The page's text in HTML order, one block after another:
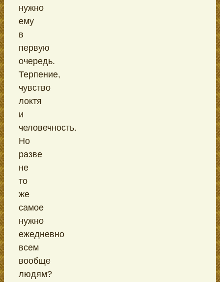
нужно
ему
в
первую
очередь.
Терпение,
чувство
локтя
и
человечность.
Но
разве
не
то
же
самое
нужно
ежедневно
всем
вообще
людям?